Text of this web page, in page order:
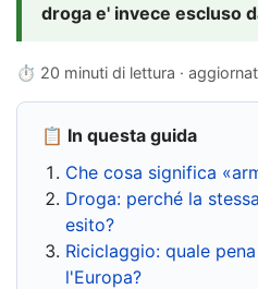
droga e' invece escluso
⏱ 20 minuti di lettura ·
📋 In questa guida
Che cosa significa
Droga: perché la
esito?
Riciclaggio: quale
l'Europa?